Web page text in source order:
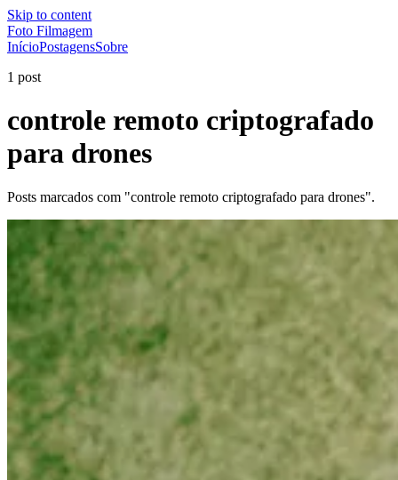
Skip to content
Foto Filmagem
InícioPostagensSobre
1 post
controle remoto criptografado
para drones
Posts marcados com "controle remoto criptografado para drones".